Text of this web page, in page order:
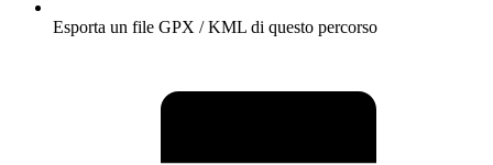
Esporta un file GPX / KML di questo percorso